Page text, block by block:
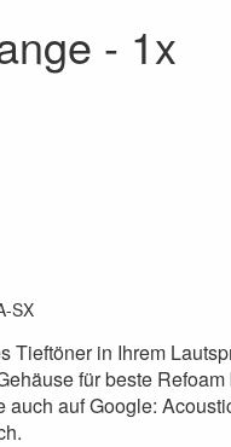
- 1x
SX
Tieftöner in Ihrem
für beste
auch auf Google: